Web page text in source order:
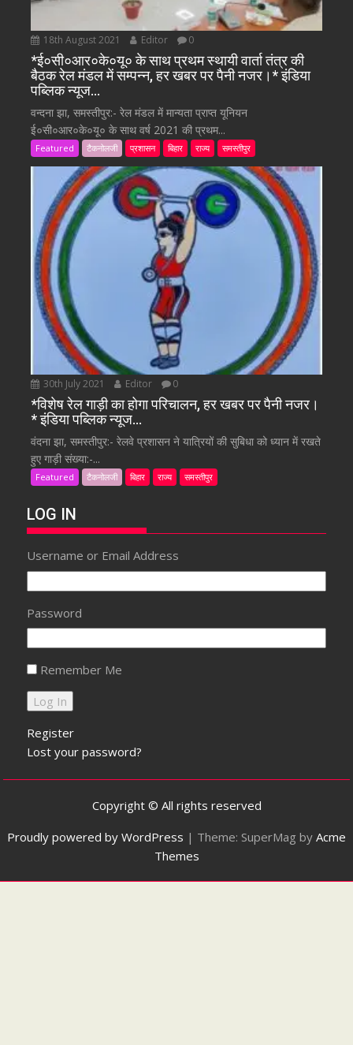
18th August 2021 Editor 0
*ई०सी०आर०के०यू० के साथ प्रथम स्थायी वार्ता तंत्र की
बैठक रेल मंडल में सम्पन्न, हर खबर पर पैनी नजर।* इंडिया
पब्लिक न्यूज…
वन्दना झा, समस्तीपुर:- रेल मंडल में मान्यता प्राप्त यूनियन
ई०सी०आर०के०यू० के साथ वर्ष 2021 की प्रथम...
Featured टैकनोलजी प्रशासन बिहार राज्य समस्तीपुर
30th July 2021 Editor 0
*विशेष रेल गाड़ी का होगा परिचालन, हर खबर पर पैनी नजर।
* इंडिया पब्लिक न्यूज…
वंदना झा, समस्तीपुर:- रेलवे प्रशासन ने यात्रियों की सुबिधा को ध्यान में रखते
हुए गाड़ी संख्या:-...
Featured टैकनोलजी बिहार राज्य समस्तीपुर
LOG IN
Username or Email Address
Password
Remember Me
Register
Lost your password?
Copyright © All rights reserved
Proudly powered by WordPress | Theme: SuperMag by Acme
Themes